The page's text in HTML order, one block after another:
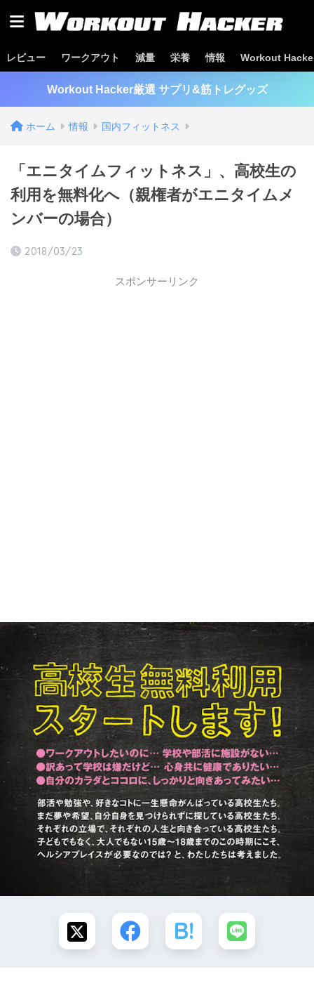
レビュー ワークアウト 減量 栄養 情報 Workout
Workout Hacker厳選 サプリ&筋トレグッズ
ホーム 情報 国内フィットネス
「エニタイムフィットネス」、高校生の
利用を無料化へ（親権者がエニタイムメ
ンバーの場合）
2018/03/23
スポンサーリンク